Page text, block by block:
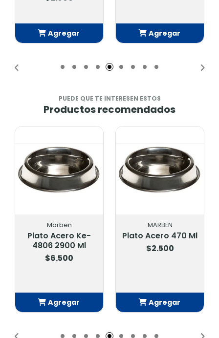
Agregar
Agregar
PUEDE QUE TE INTERESEN ESTOS
Productos recomendados
Marben
Plato Acero Ke-
4806 2900 Ml
$6.500
Agregar
MARBEN
Plato Acero 470 Ml
$2.500
Agregar